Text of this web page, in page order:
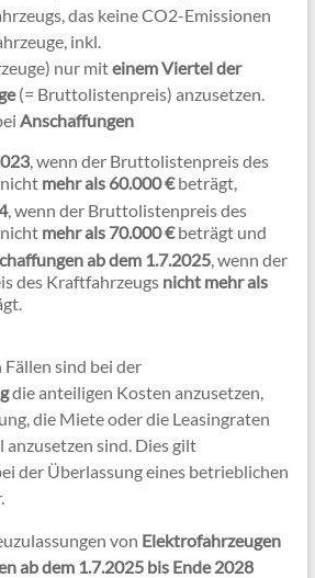
das keine CO2-Emissionen
inkl.
nur miteinem Viertel der
(= Bruttolistenpreis) anzusetzen.
Anschaffungen
, wenn der Bruttolistenpreis des
mehr als 60.000 €beträgt,
, wenn der Bruttolistenpreis des
mehr als 70.000 €beträgt und
ab dem 1.7.2025, wenn der
des Kraftfahrzeugs nicht mehr als
sind bei der
die anteiligen Kosten anzusetzen,
die Miete oder die Leasingraten
sind. Dies gilt
der Überlassung eines betrieblichen
von Elektrofahrzeugen
ab dem 1.7.2025 bis Ende 2028